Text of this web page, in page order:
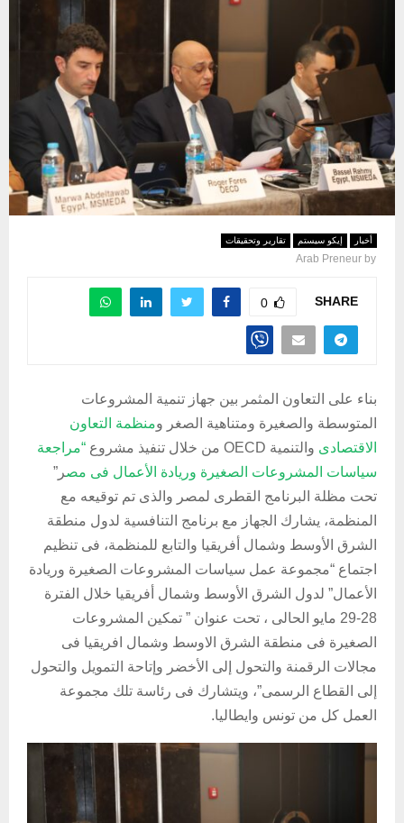
أخبار إيكو سيستم تقارير وتحقيقات
by
Arab Preneur
SHARE
0
بناء على التعاون المثمر بين جهاز تنمية المشروعات
المتوسطة والصغيرة ومتناهية الصغر ومنظمة التعاون
الاقتصادى والتنمية OECD من خلال تنفيذ مشروع
“مراجعة
سياسات المشروعات الصغيرة وريادة الأعمال فى مصر”
تحت مظلة البرنامج القطرى لمصر والذى تم توقيعه مع
المنظمة، يشارك الجهاز مع برنامج التنافسية لدول منطقة
الشرق الأوسط وشمال أفريقيا والتابع للمنظمة، فى تنظيم
اجتماع “مجموعة عمل سياسات المشروعات الصغيرة وريادة
الأعمال” لدول الشرق الأوسط وشمال أفريقيا خلال الفترة
28-29 مايو الحالى ، تحت عنوان ” تمكين المشروعات
الصغيرة فى منطقة الشرق الاوسط وشمال افريقيا فى
مجالات الرقمنة والتحول إلى الأخضر وإتاحة التمويل والتحول
إلى القطاع الرسمى”، ويتشارك فى رئاسة تلك مجموعة
العمل كل من تونس وايطاليا.